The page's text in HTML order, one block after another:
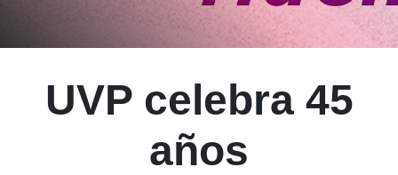
UVP celebra 45
años